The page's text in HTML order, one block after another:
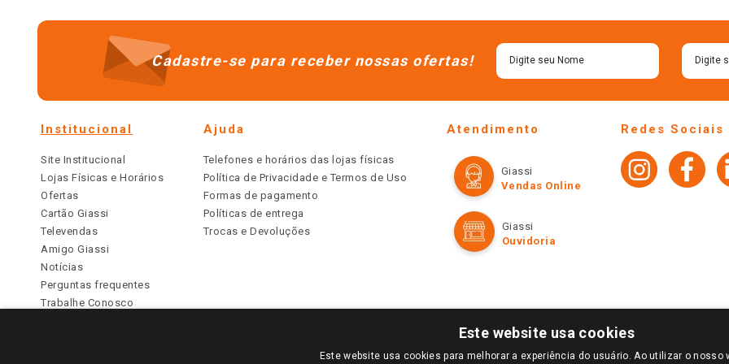
Cadastre-se para receber nossas ofertas!
Institucional
Site Institucional
Lojas Físicas e Horários
Ofertas
Cartão Giassi
Televendas
Amigo Giassi
Notícias
Perguntas frequentes
Trabalhe Conosco
Ajuda
Telefones e horários das lojas físicas
Política de Privacidade e Termos de Uso
Formas de pagamento
Políticas de entrega
Trocas e Devoluções
Atendimento
Giassi
Vendas Online
Giassi
Ouvidoria
Redes Sociais
PARA VER OS PREÇOS DA SUA REGIÃO, FAÇA LOGIN E SELECIONE A LOJA DE SUA PREFERÊNCIA. SOMENTE APÓS O LOGIN, OS PREÇOS
Este website usa cookies
Este website usa cookies para melhorar a experiência do usuário. Ao utilizar o nosso